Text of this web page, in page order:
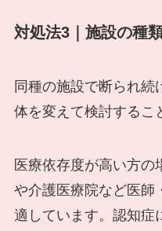
対処法3｜施設の種
同種の施設で断られ続
体を変えて検討するこ
医療依存度が高い方の
や介護医療院など医師
適しています。認知症